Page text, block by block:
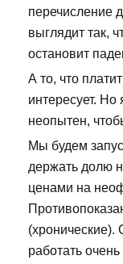
перечисление
выглядит так,
остановит
А то, что
интересует.
неопытен,
Мы будем
держать долю
ценами на
(хронические).
работать